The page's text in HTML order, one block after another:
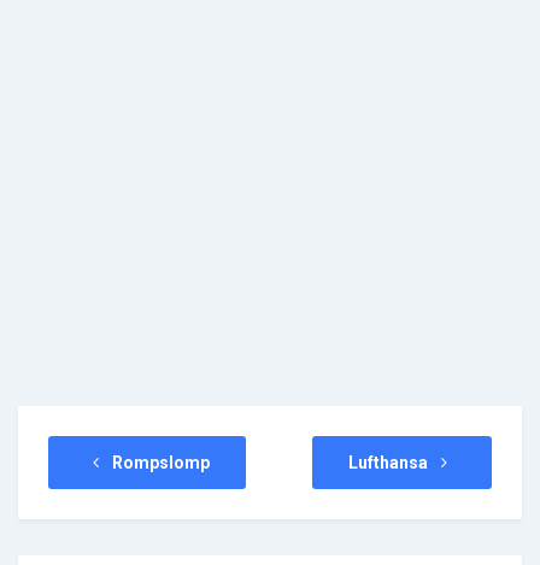
Rompslomp Lufthansa